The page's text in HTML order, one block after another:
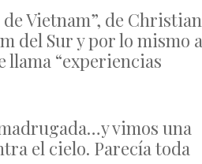
Vietnam”, de Christian
del Sur y por lo mismo
“experiencias
vimos una
el cielo. Parecía toda